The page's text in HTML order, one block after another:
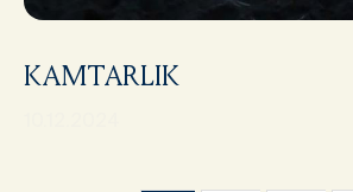
KAMTARLIK